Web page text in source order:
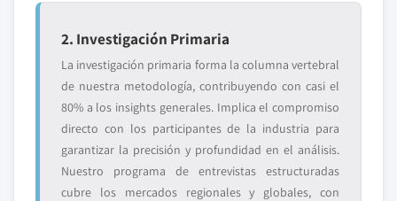
2. Investigación Primaria
La investigación primaria forma la columna vertebral
de nuestra metodología, contribuyendo con casi el
80% a los insights generales. Implica el compromiso
directo con los participantes de la industria para
garantizar la precisión y profundidad en el análisis.
Nuestro programa de entrevistas estructuradas
cubre los mercados regionales y globales, con